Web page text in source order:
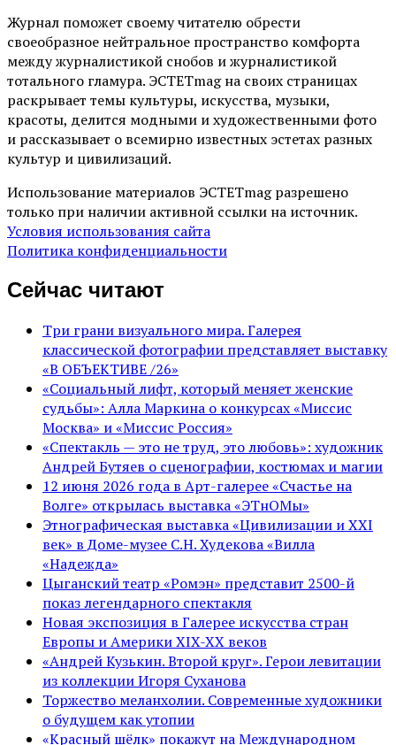
Журнал поможет своему читателю обрести
своеобразное нейтральное пространство комфорта
между журналистикой снобов и журналистикой
тотального гламура. ЭСТЕТmag на своих страницах
раскрывает темы культуры, искусства, музыки,
красоты, делится модными и художественными фото
и рассказывает о всемирно известных эстетах разных
культур и цивилизаций.
Использование материалов ЭСТЕТmag разрешено
только при наличии активной ссылки на источник.
Условия использования сайта
Политика конфиденциальности
Сейчас читают
Три грани визуального мира. Галерея
классической фотографии представляет выставку
«В ОБЪЕКТИВЕ /26»
«Социальный лифт, который меняет женские
судьбы»: Алла Маркина о конкурсах «Миссис
Москва» и «Миссис Россия»
«Спектакль — это не труд, это любовь»: художник
Андрей Бутяев о сценографии, костюмах и магии
12 июня 2026 года в Арт-галерее «Счастье на
Волге» открылась выставка «ЭТнОМы»
Этнографическая выставка «Цивилизации и ХХI
век» в Доме-музее С.Н. Худекова «Вилла
«Надежда»
Цыганский театр «Ромэн» представит 2500-й
показ легендарного спектакля
Новая экспозиция в Галерее искусства стран
Европы и Америки XIX-XX веков
«Андрей Кузькин. Второй круг». Герои левитации
из коллекции Игоря Суханова
Торжество меланхолии. Современные художники
о будущем как утопии
«Красный шёлк» покажут на Международном